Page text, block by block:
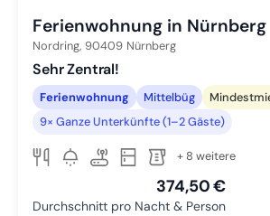
Ferienwohnung in Nürnberg
Nordring, 90409 Nürnberg
Sehr Zentral!
Ferienwohnung Mittelbüg
9× Ganze Unterkünfte (1–2 Gäste)
+ 8 weitere
374,50 €
Durchschnitt pro Nacht & Person